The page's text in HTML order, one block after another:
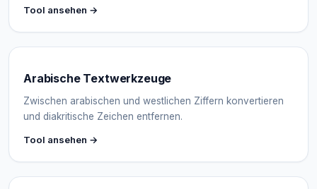
Tool ansehen →
Arabische Textwerkzeuge
Zwischen arabischen und westlichen Ziffern konvertieren
und diakritische Zeichen entfernen.
Tool ansehen →